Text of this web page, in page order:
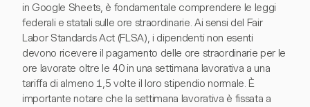
in Google Sheets, è fondamentale comprendere le leggi
federali e statali sulle ore straordinarie. Ai sensi del Fair
Labor Standards Act (FLSA), i dipendenti non esenti
devono ricevere il pagamento delle ore straordinarie per le
ore lavorate oltre le 40 in una settimana lavorativa a una
tariffa di almeno 1,5 volte il loro stipendio normale. È
importante notare che la settimana lavorativa è fissata a